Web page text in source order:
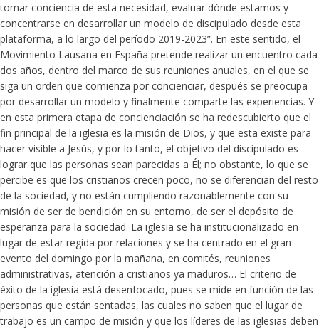
tomar conciencia de esta necesidad, evaluar dónde estamos y
concentrarse en desarrollar un modelo de discipulado desde esta
plataforma, a lo largo del período 2019-2023”. En este sentido, el
Movimiento Lausana en España pretende realizar un encuentro cada
dos años, dentro del marco de sus reuniones anuales, en el que se
siga un orden que comienza por concienciar, después se preocupa
por desarrollar un modelo y finalmente comparte las experiencias. Y
en esta primera etapa de concienciación se ha redescubierto que el
fin principal de la iglesia es la misión de Dios, y que esta existe para
hacer visible a Jesús, y por lo tanto, el objetivo del discipulado es
lograr que las personas sean parecidas a Él; no obstante, lo que se
percibe es que los cristianos crecen poco, no se diferencian del resto
de la sociedad, y no están cumpliendo razonablemente con su
misión de ser de bendición en su entorno, de ser el depósito de
esperanza para la sociedad. La iglesia se ha institucionalizado en
lugar de estar regida por relaciones y se ha centrado en el gran
evento del domingo por la mañana, en comités, reuniones
administrativas, atención a cristianos ya maduros… El criterio de
éxito de la iglesia está desenfocado, pues se mide en función de las
personas que están sentadas, las cuales no saben que el lugar de
trabajo es un campo de misión y que los líderes de las iglesias deben